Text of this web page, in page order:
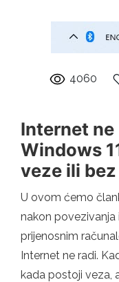
4060
Internet
Windows
veze ili
U ovom ćemo
nakon
prijenosnim
Internet ne radi.
kada postoji veza,